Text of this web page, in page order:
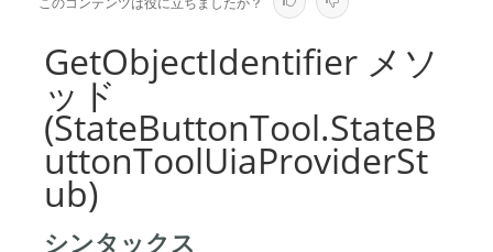
GetObjectIdentifier メソ
ッド
(StateButtonTool.StateB
uttonToolUiaProviderSt
ub)